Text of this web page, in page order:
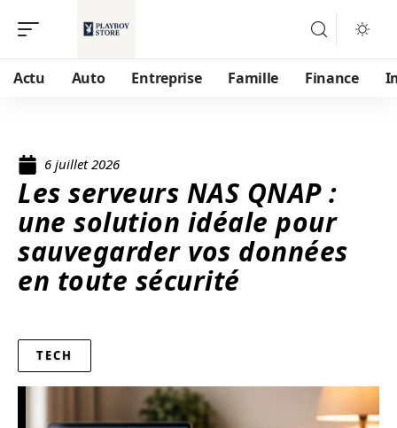
Actu Auto Entreprise Famille Finance
6 juillet 2026
Les serveurs NAS QNAP :
une solution idéale pour
sauvegarder vos données
en toute sécurité
TECH